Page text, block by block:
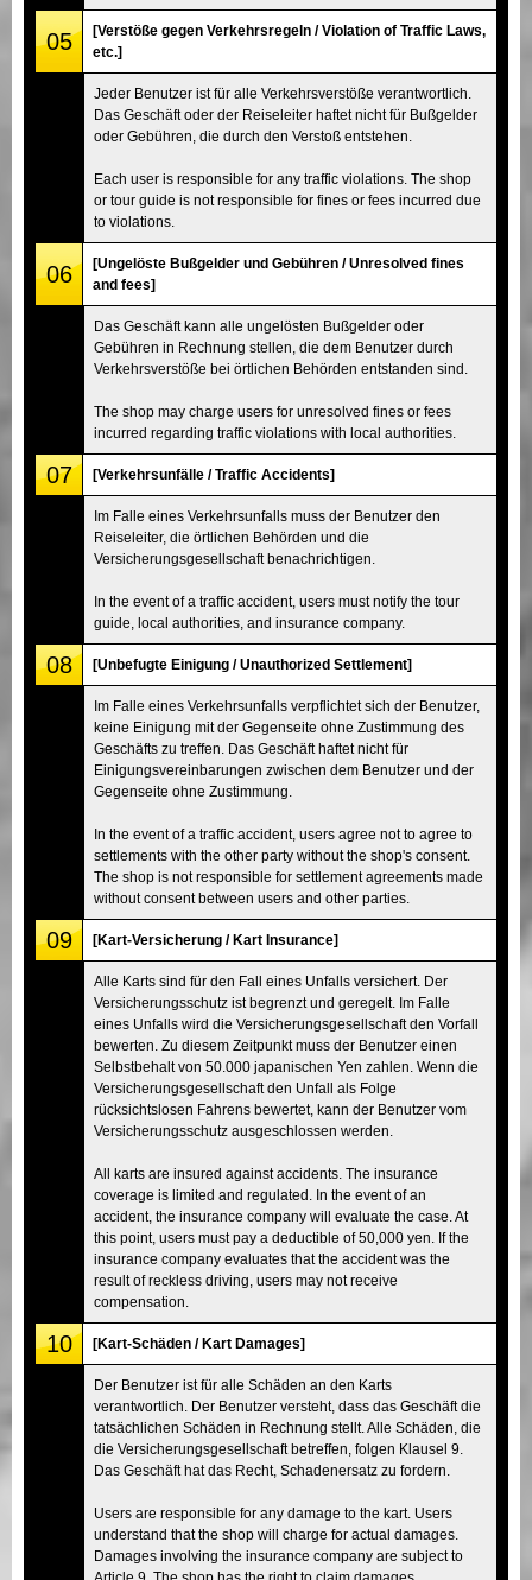
05
[Verstöße gegen Verkehrsregeln / Violation of Traffic Laws,
etc.]
Jeder Benutzer ist für alle Verkehrsverstöße verantwortlich.
Das Geschäft oder der Reiseleiter haftet nicht für Bußgelder
oder Gebühren, die durch den Verstoß entstehen.
Each user is responsible for any traffic violations. The shop
or tour guide is not responsible for fines or fees incurred due
to violations.
06
[Ungelöste Bußgelder und Gebühren / Unresolved fines
and fees]
Das Geschäft kann alle ungelösten Bußgelder oder
Gebühren in Rechnung stellen, die dem Benutzer durch
Verkehrsverstöße bei örtlichen Behörden entstanden sind.
The shop may charge users for unresolved fines or fees
incurred regarding traffic violations with local authorities.
07 [Verkehrsunfälle / Traffic Accidents]
Im Falle eines Verkehrsunfalls muss der Benutzer den
Reiseleiter, die örtlichen Behörden und die
Versicherungsgesellschaft benachrichtigen.
In the event of a traffic accident, users must notify the tour
guide, local authorities, and insurance company.
08 [Unbefugte Einigung / Unauthorized Settlement]
Im Falle eines Verkehrsunfalls verpflichtet sich der Benutzer,
keine Einigung mit der Gegenseite ohne Zustimmung des
Geschäfts zu treffen. Das Geschäft haftet nicht für
Einigungsvereinbarungen zwischen dem Benutzer und der
Gegenseite ohne Zustimmung.
In the event of a traffic accident, users agree not to agree to
settlements with the other party without the shop's consent.
The shop is not responsible for settlement agreements made
without consent between users and other parties.
09 [Kart-Versicherung / Kart Insurance]
Alle Karts sind für den Fall eines Unfalls versichert. Der
Versicherungsschutz ist begrenzt und geregelt. Im Falle
eines Unfalls wird die Versicherungsgesellschaft den Vorfall
bewerten. Zu diesem Zeitpunkt muss der Benutzer einen
Selbstbehalt von 50.000 japanischen Yen zahlen. Wenn die
Versicherungsgesellschaft den Unfall als Folge
rücksichtslosen Fahrens bewertet, kann der Benutzer vom
Versicherungsschutz ausgeschlossen werden.
All karts are insured against accidents. The insurance
coverage is limited and regulated. In the event of an
accident, the insurance company will evaluate the case. At
this point, users must pay a deductible of 50,000 yen. If the
insurance company evaluates that the accident was the
result of reckless driving, users may not receive
compensation.
10 [Kart-Schäden / Kart Damages]
Der Benutzer ist für alle Schäden an den Karts
verantwortlich. Der Benutzer versteht, dass das Geschäft die
tatsächlichen Schäden in Rechnung stellt. Alle Schäden, die
die Versicherungsgesellschaft betreffen, folgen Klausel 9.
Das Geschäft hat das Recht, Schadenersatz zu fordern.
Users are responsible for any damage to the kart. Users
understand that the shop will charge for actual damages.
Damages involving the insurance company are subject to